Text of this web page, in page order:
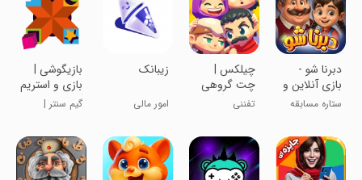
‏‏‏‏دبرنا شو -
بازی آنلاین و
جایزه
ستاره مسابقه
‏چیلکس |
چت گروهی
و بازی آنلاین
تفننی
‏زیبانک
امور مالی
‏‏‏‏‏‏‏‏‏‏بازیگوشی |
بازی و استریم
آنلاین
گیم سنتر |
جهت